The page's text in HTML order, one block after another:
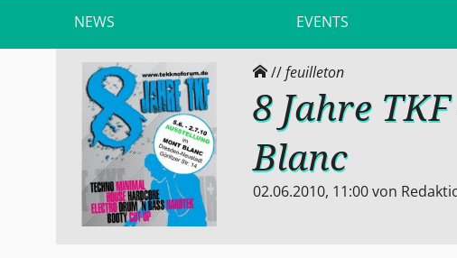
NEWS EVENTS
//feuilleton
8 Jahre
Blanc
02.06.2010, 11:00von